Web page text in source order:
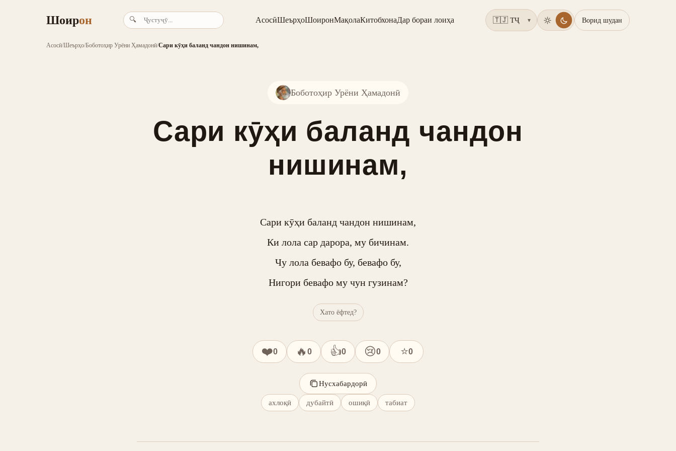
Шоирон 🔍 АсосӣШеърҳоШоиронМақолаКитобхонаДар бораи лоиҳа ▾ Ворид шудан
Асосӣ/Шеърҳо/Боботоҳир Урёни Ҳамадонӣ/Сари кӯҳи баланд чандон нишинам,
Боботоҳир Урёни Ҳамадонӣ
Сари кӯҳи баланд чандон
нишинам,
Сари кӯҳи баланд чандон нишинам,
Ки лола сар дарора, му бичинам.
Чу лола бевафо бу, бевафо бу,
Нигори бевафо му чун гузинам?
Хато ёфтед?
❤️0 🔥 0 👍0 😢0 ⭐0
Нусхабардорӣ
ахлоқӣ дубайтӣ ошиқӣ табиат